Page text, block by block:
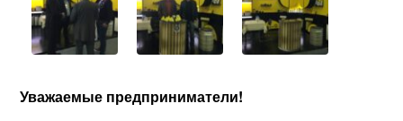
Уважаемые предприниматели!